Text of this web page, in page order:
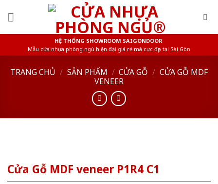
HỆ THỐNG SHOWROOM SAIGONDOOR
Mẫu cửa nhựa phòng ngủ hiện đại giá rẻ mà cực đẹp tại Sài Gòn
TRANG CHỦ / SẢN PHẨM / CỬA GỖ / CỬA GỖ MDF
VENEER
Cửa Gỗ MDF veneer P1R4 C1